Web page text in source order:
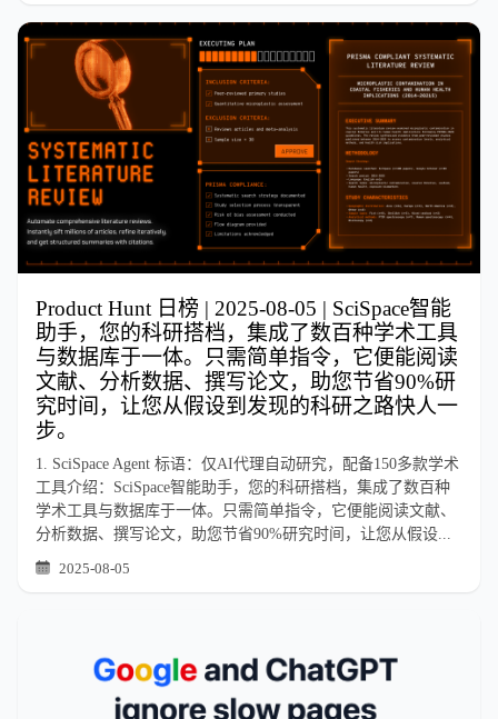
Product Hunt 日榜 | 2025-08-05 | SciSpace智能
助手，您的科研搭档，集成了数百种学术工具
与数据库于一体。只需简单指令，它便能阅读
文献、分析数据、撰写论文，助您节省90%研
究时间，让您从假设到发现的科研之路快人一
步。
1. SciSpace Agent 标语：仅AI代理自动研究，配备150多款学术
工具介绍：SciSpace智能助手，您的科研搭档，集成了数百种
学术工具与数据库于一体。只需简单指令，它便能阅读文献、
分析数据、撰写论文，助您节省90%研究时间，让您从假设...
2025-08-05